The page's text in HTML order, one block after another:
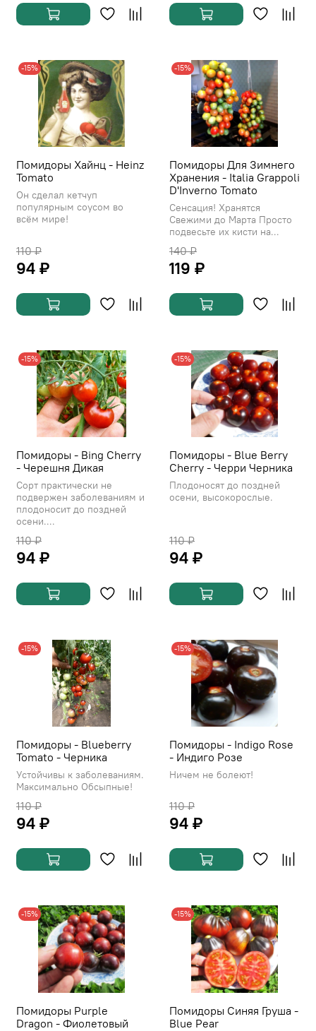
-15%
Помидоры Хайнц - Heinz
Tomato
Он сделал кетчуп
популярным соусом во
всём мире!
110 ₽
94 ₽
-15%
Помидоры Для Зимнего
Хранения - Italia Grappoli
D'Inverno Tomato
Сенсация! Хранятся
Свежими до Марта Просто
подвесьте их кисти на...
140 ₽
119 ₽
-15%
Помидоры - Bing Cherry
- Черешня Дикая
Сорт практически не
подвержен заболеваниям и
плодоносит до поздней
осени....
110 ₽
94 ₽
-15%
Помидоры - Blue Berry
Cherry - Черри Черника
Плодоносят до поздней
осени, высокорослые.
110 ₽
94 ₽
-15%
Помидоры - Blueberry
Tomato - Черника
Устойчивы к заболеваниям.
Максимально Обсыпные!
110 ₽
94 ₽
-15%
Помидоры - Indigo Rose
- Индиго Розе
Ничем не болеют!
110 ₽
94 ₽
-15%
Помидоры Purple
Dragon - Фиолетовый
-15%
Помидоры Синяя Груша -
Blue Pear